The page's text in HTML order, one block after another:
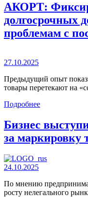
АКОРТ:
долгосрочных
проблемам с
27.10.2025
Предыдущий опыт
товары перетекают на
Подробнее
Бизнес
за маркировку
24.10.2025
По мнению
росту нелегального